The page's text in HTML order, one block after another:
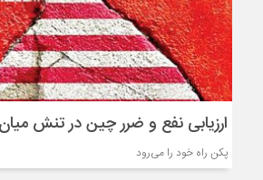
ارزیابی نفع و ضرر چین در تنش میان
پکن راه خود را می‌رود